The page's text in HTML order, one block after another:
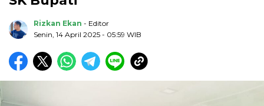
Rizkan Ekan - Editor
Senin, 14 April 2025 - 05:59 WIB